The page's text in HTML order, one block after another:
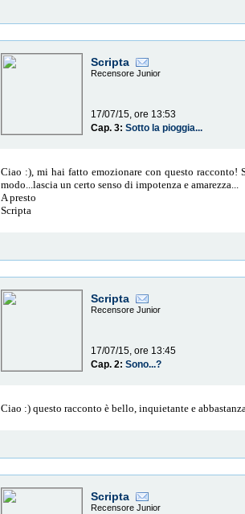
Scripta
Recensore Junior
17/07/15, ore 13:53
Cap. 3:Sotto la pioggia...
Ciao :), mi hai fatto emozionare con questo racconto!
modo...lascia un certo senso di impotenza e amarezza...
A presto
Scripta
Scripta
Recensore Junior
17/07/15, ore 13:45
Cap. 2:Sono...?
Ciao :) questo racconto è bello, inquietante e
Scripta
Recensore Junior